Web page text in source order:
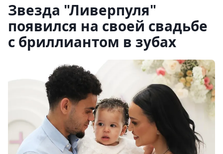
Звезда "Ливерпуля"
появился на своей свадьбе
с бриллиантом в зубах